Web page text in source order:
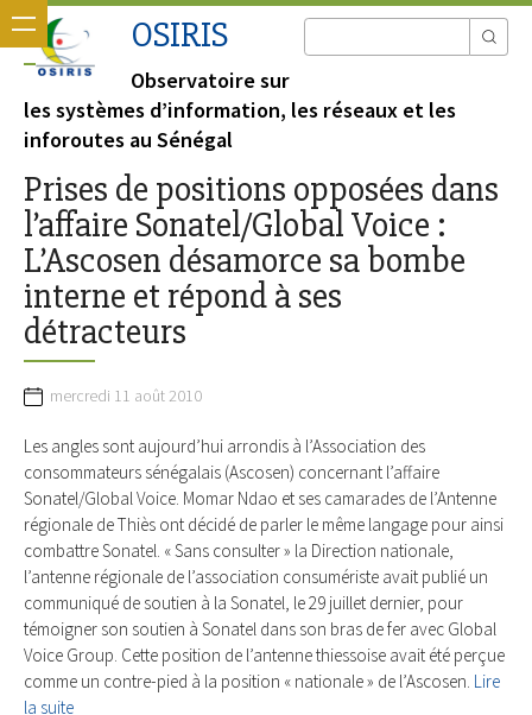
OSIRIS
Observatoire sur
les systèmes d’information, les réseaux et les
inforoutes au Sénégal
Prises de positions opposées dans
l’affaire Sonatel/Global Voice :
L’Ascosen désamorce sa bombe
interne et répond à ses
détracteurs
mercredi 11 août 2010
Les angles sont aujourd’hui arrondis à l’Association des
consommateurs sénégalais (Ascosen) concernant l’affaire
Sonatel/Global Voice. Momar Ndao et ses camarades de l’Antenne
régionale de Thiès ont décidé de parler le même langage pour ainsi
combattre Sonatel. « Sans consulter » la Direction nationale,
l’antenne régionale de l’association consumériste avait publié un
communiqué de soutien à la Sonatel, le 29 juillet dernier, pour
témoigner son soutien à Sonatel dans son bras de fer avec Global
Voice Group. Cette position de l’antenne thiessoise avait été perçue
comme un contre-pied à la position « nationale » de l’Ascosen. Lire
la suite